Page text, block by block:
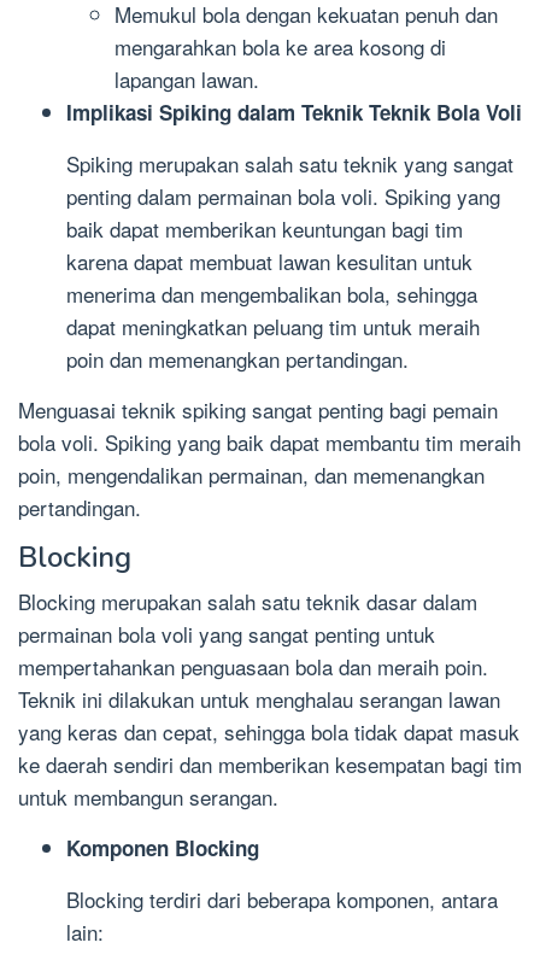
Memukul bola dengan kekuatan penuh dan
mengarahkan bola ke area kosong di
lapangan lawan.
Implikasi Spiking dalam Teknik Teknik Bola Voli
Spiking merupakan salah satu teknik yang sangat
penting dalam permainan bola voli. Spiking yang
baik dapat memberikan keuntungan bagi tim
karena dapat membuat lawan kesulitan untuk
menerima dan mengembalikan bola, sehingga
dapat meningkatkan peluang tim untuk meraih
poin dan memenangkan pertandingan.
Menguasai teknik spiking sangat penting bagi pemain
bola voli. Spiking yang baik dapat membantu tim meraih
poin, mengendalikan permainan, dan memenangkan
pertandingan.
Blocking
Blocking merupakan salah satu teknik dasar dalam
permainan bola voli yang sangat penting untuk
mempertahankan penguasaan bola dan meraih poin.
Teknik ini dilakukan untuk menghalau serangan lawan
yang keras dan cepat, sehingga bola tidak dapat masuk
ke daerah sendiri dan memberikan kesempatan bagi tim
untuk membangun serangan.
Komponen Blocking
Blocking terdiri dari beberapa komponen, antara
lain: